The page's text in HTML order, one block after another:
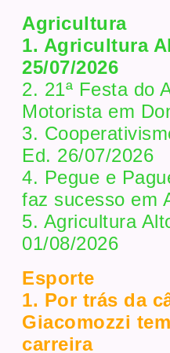
Agricultura
1. Agricultura
25/07/2026
2. 21ª Festa do
Motorista em
3.
Ed. 26/07/2026
4. Pegue e
faz sucesso em
5. Agricultura
01/08/2026
Esporte
1. Por trás da
Giacomozzi
carreira